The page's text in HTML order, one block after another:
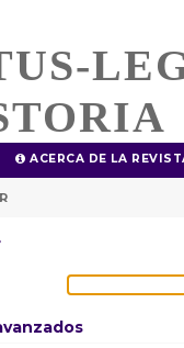
ACERCA DE LA